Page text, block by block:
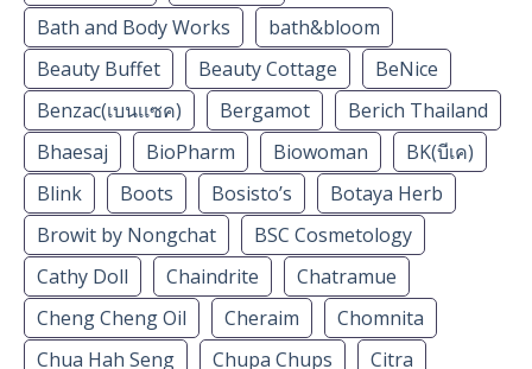
Bath and Body Works
bath&bloom
Beauty Buffet
Beauty Cottage
BeNice
Benzac(เบนเเซค)
Bergamot
Berich Thailand
Bhaesaj
BioPharm Biowoman
BK(บีเค)
Blink
Boots Bosisto’s
Botaya Herb
Browit by Nongchat
BSC Cosmetology
Cathy Doll
Chaindrite
Chatramue
Cheng Cheng Oil
Cheraim
Chomnita
Chua Hah Seng
Chupa Chups Citra